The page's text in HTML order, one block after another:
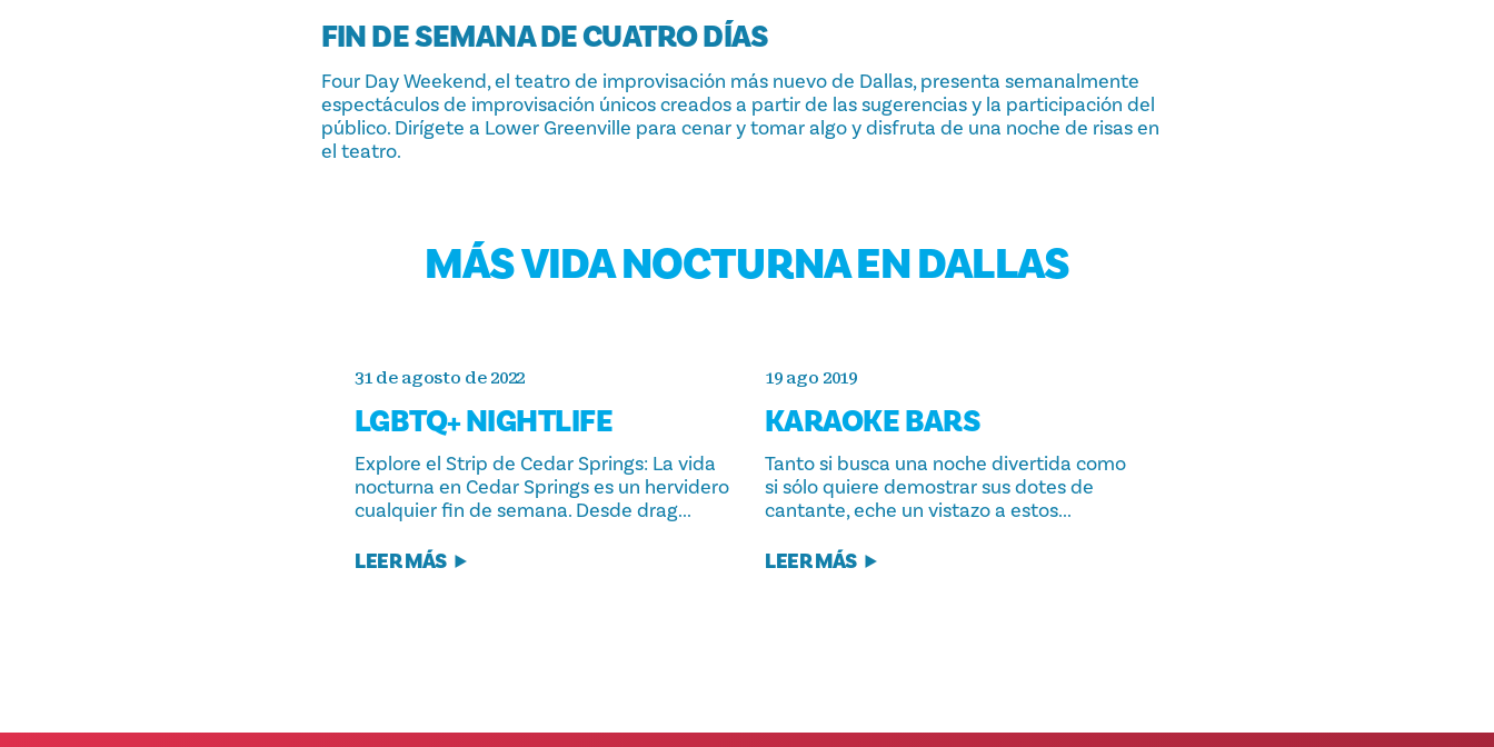
FIN DE SEMANA DE CUATRO DÍAS
Four Day Weekend, el teatro de improvisación más nuevo de Dallas, presenta semanalmente
espectáculos de improvisación únicos creados a partir de las sugerencias y la participación del
público. Dirígete a Lower Greenville para cenar y tomar algo y disfruta de una noche de risas en
el teatro.
MÁS VIDA NOCTURNA EN DALLAS
31 de agosto de 2022
LGBTQ+ NIGHTLIFE
Explore el Strip de Cedar Springs: La vida
nocturna en Cedar Springs es un hervidero
cualquier fin de semana. Desde drag...
LEER MÁS
19 ago 2019
KARAOKE BARS
Tanto si busca una noche divertida como
si sólo quiere demostrar sus dotes de
cantante, eche un vistazo a estos...
LEER MÁS